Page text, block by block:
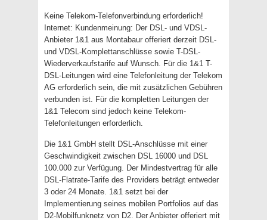
Keine Telekom-Telefonverbindung erforderlich!
Internet: Kundenmeinung: Der DSL- und VDSL-
Anbieter 1&1 aus Montabaur offeriert derzeit DSL-
und VDSL-Komplettanschlüsse sowie T-DSL-
Wiederverkaufstarife auf Wunsch. Für die 1&1 T-
DSL-Leitungen wird eine Telefonleitung der Telekom
AG erforderlich sein, die mit zusätzlichen Gebühren
verbunden ist. Für die kompletten Leitungen der
1&1 Telecom sind jedoch keine Telekom-
Telefonleitungen erforderlich.
Die 1&1 GmbH stellt DSL-Anschlüsse mit einer
Geschwindigkeit zwischen DSL 16000 und DSL
100.000 zur Verfügung. Der Mindestvertrag für alle
DSL-Flatrate-Tarife des Providers beträgt entweder
3 oder 24 Monate. 1&1 setzt bei der
Implementierung seines mobilen Portfolios auf das
D2-Mobilfunknetz von D2. Der Anbieter offeriert mit